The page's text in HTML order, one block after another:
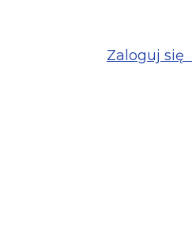
Zaloguj się